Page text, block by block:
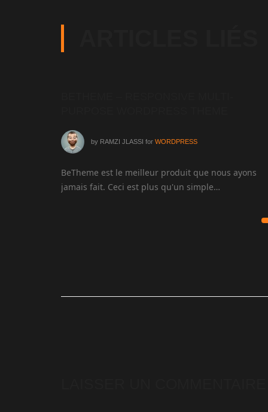
by RAMZI JLASSI for WORDPRESS
BeTheme est le meilleur produit que nous ayons
jamais fait. Ceci est plus qu'un simple…